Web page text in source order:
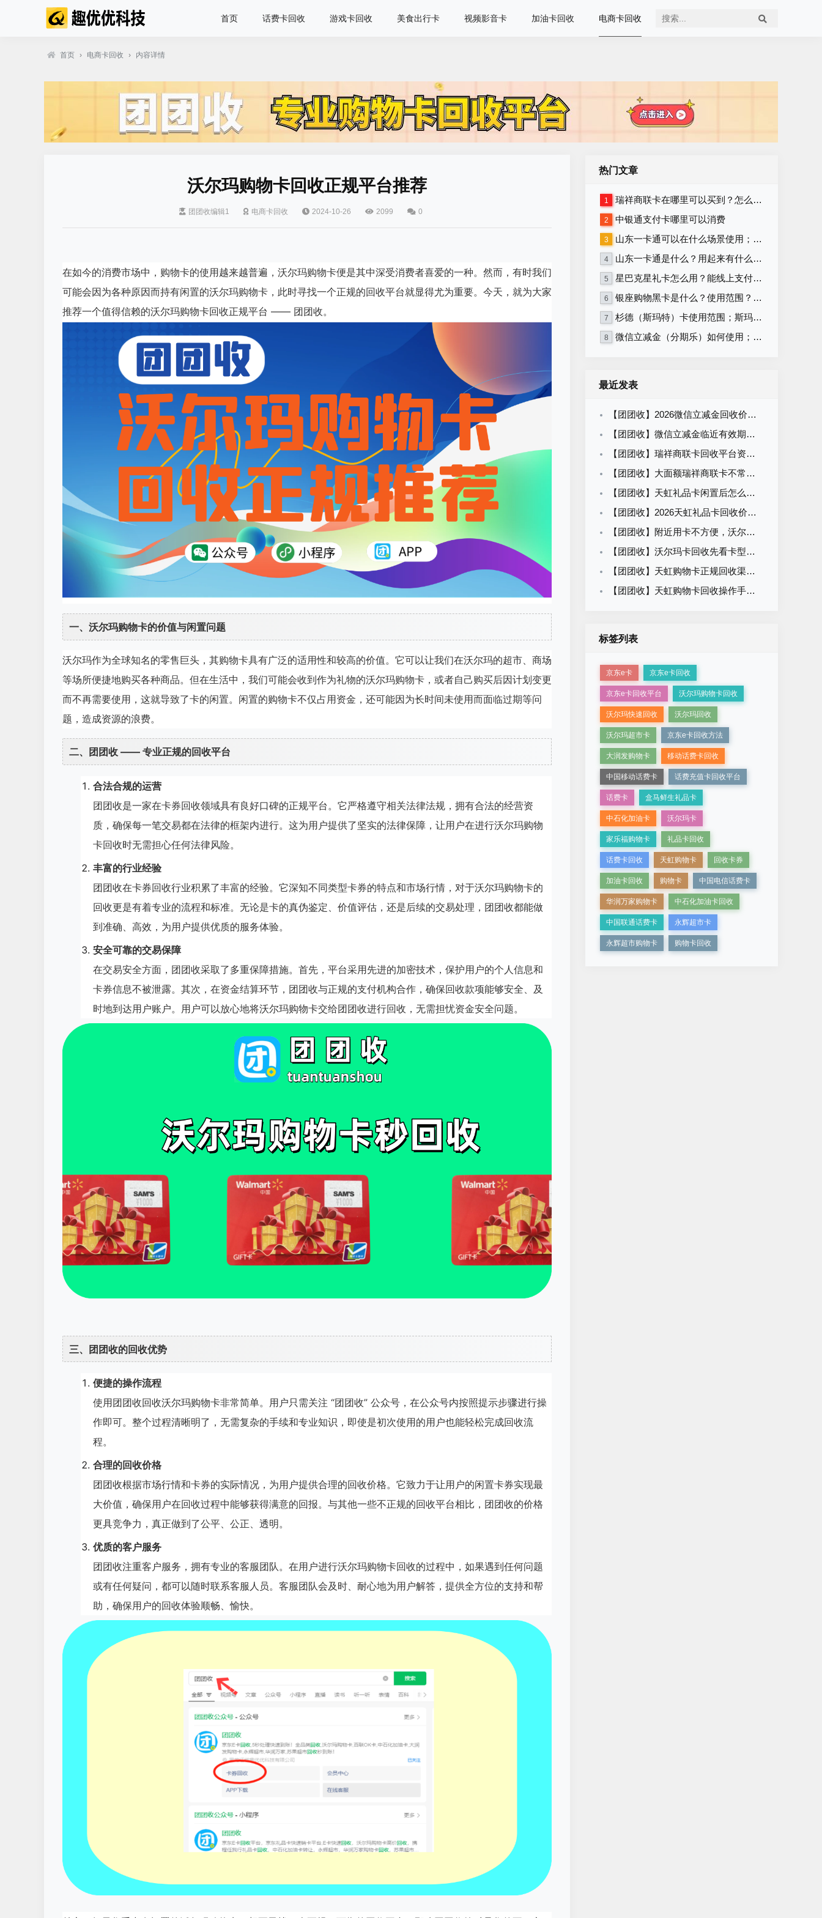
首页 话费卡回收 游戏卡回收 美食出行卡 视频影音卡 加油卡回收 电商卡回收
首页 › 电商卡回收 › 内容详情
沃尔玛购物卡回收正规平台推荐
团团收编辑1 电商卡回收 2024-10-26 2099 0
在如今的消费市场中，购物卡的使用越来越普遍，沃尔玛购物卡便是其中深受消费者喜爱的一种。然而，有时我们
可能会因为各种原因而持有闲置的沃尔玛购物卡，此时寻找一个正规的回收平台就显得尤为重要。今天，就为大家
推荐一个值得信赖的沃尔玛购物卡回收正规平台 —— 团团收。
一、沃尔玛购物卡的价值与闲置问题
沃尔玛作为全球知名的零售巨头，其购物卡具有广泛的适用性和较高的价值。它可以让我们在沃尔玛的超市、商场
等场所便捷地购买各种商品。但在生活中，我们可能会收到作为礼物的沃尔玛购物卡，或者自己购买后因计划变更
而不再需要使用，这就导致了卡的闲置。闲置的购物卡不仅占用资金，还可能因为长时间未使用而面临过期等问
题，造成资源的浪费。
二、团团收 —— 专业正规的回收平台
合法合规的运营
团团收是一家在卡券回收领域具有良好口碑的正规平台。它严格遵守相关法律法规，拥有合法的经营资
质，确保每一笔交易都在法律的框架内进行。这为用户提供了坚实的法律保障，让用户在进行沃尔玛购物
卡回收时无需担心任何法律风险。
丰富的行业经验
团团收在卡券回收行业积累了丰富的经验。它深知不同类型卡券的特点和市场行情，对于沃尔玛购物卡的
回收更是有着专业的流程和标准。无论是卡的真伪鉴定、价值评估，还是后续的交易处理，团团收都能做
到准确、高效，为用户提供优质的服务体验。
安全可靠的交易保障
在交易安全方面，团团收采取了多重保障措施。首先，平台采用先进的加密技术，保护用户的个人信息和
卡券信息不被泄露。其次，在资金结算环节，团团收与正规的支付机构合作，确保回收款项能够安全、及
时地到达用户账户。用户可以放心地将沃尔玛购物卡交给团团收进行回收，无需担忧资金安全问题。
三、团团收的回收优势
便捷的操作流程
使用团团收回收沃尔玛购物卡非常简单。用户只需关注 “团团收” 公众号，在公众号内按照提示步骤进行操
作即可。整个过程清晰明了，无需复杂的手续和专业知识，即使是初次使用的用户也能轻松完成回收流
程。
合理的回收价格
团团收根据市场行情和卡券的实际情况，为用户提供合理的回收价格。它致力于让用户的闲置卡券实现最
大价值，确保用户在回收过程中能够获得满意的回报。与其他一些不正规的回收平台相比，团团收的价格
更具竞争力，真正做到了公平、公正、透明。
优质的客户服务
团团收注重客户服务，拥有专业的客服团队。在用户进行沃尔玛购物卡回收的过程中，如果遇到任何问题
或有任何疑问，都可以随时联系客服人员。客服团队会及时、耐心地为用户解答，提供全方位的支持和帮
助，确保用户的回收体验顺畅、愉快。
热门文章
1 瑞祥商联卡在哪里可以买到？怎么使用？
2 中银通支付卡哪里可以消费
3 山东一卡通可以在什么场景使用；山东一卡通有效期是多久?
4 山东一卡通是什么？用起来有什么限制？
5 星巴克星礼卡怎么用？能线上支付吗？
6 银座购物黑卡是什么？使用范围？什么平台回收比较好？
7 杉德（斯玛特）卡使用范围；斯玛特卡如何绑定?
8 微信立减金（分期乐）如何使用；微信立减金使用有限制吗？
最近发表
【团团收】2026微信立减金回收价格怎么看？最新查价手册
【团团收】微信立减金临近有效期怎么处理？线上回收避坑指南
【团团收】瑞祥商联卡回收平台资质如何核验？安全渠道筛选攻略
【团团收】大面额瑞祥商联卡不常用怎么办？正规回收方案手册
【团团收】天虹礼品卡闲置后怎么处理？正规回收方法清单
【团团收】2026天虹礼品卡回收价格观察：线上查价指南
【团团收】附近用卡不方便，沃尔玛卡有哪些正规回收渠道
【团团收】沃尔玛卡回收先看卡型：2026价格查询与操作手册
【团团收】天虹购物卡正规回收渠道怎么找？平台资质核验攻略
【团团收】天虹购物卡回收操作手册：卡片状态与提交方法自查
标签列表
京东e卡 京东e卡回收
京东e卡回收平台 沃尔玛购物卡回收
沃尔玛快速回收 沃尔玛回收
沃尔玛超市卡 京东e卡回收方法
大润发购物卡 移动话费卡回收
中国移动话费卡 话费充值卡回收平台
话费卡 盒马鲜生礼品卡
中石化加油卡 沃尔玛卡
家乐福购物卡 礼品卡回收
话费卡回收 天虹购物卡 回收卡券
加油卡回收 购物卡 中国电信话费卡
华润万家购物卡 中石化加油卡回收
中国联通话费卡 永辉超市卡
永辉超市购物卡 购物卡回收